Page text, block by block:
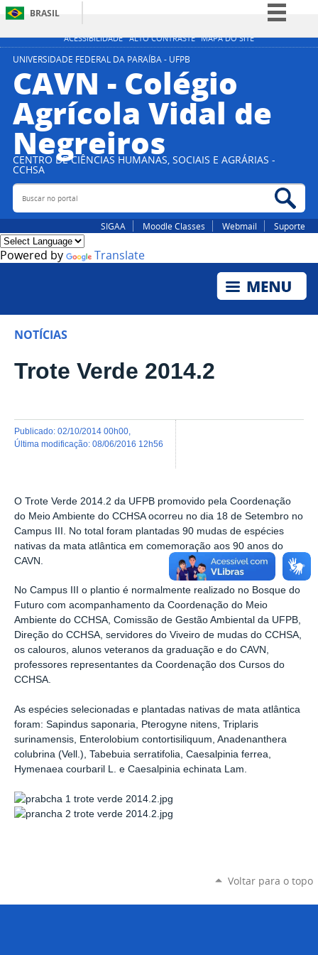
ACESSIBILIDADE ALTO CONTRASTE MAPA DO SITE
BRASIL
Simplifique!
Participe
Acesso à informação
Legislação
UNIVERSIDADE FEDERAL DA PARAÍBA - UFPB
CAVN - Colégio
Agrícola Vidal de
Negreiros
CENTRO DE CIÊNCIAS HUMANAS, SOCIAIS E AGRÁRIAS -
CCHSA
Buscar no portal
SIGAA Moodle Classes Webmail Suporte
Powered by Translate
NOTÍCIAS
Trote Verde 2014.2
publicado: 02/10/2014 00h00
última modificação: 08/06/2016 12h56
O Trote Verde 2014.2 da UFPB promovido pela Coordenação
do Meio Ambiente do CCHSA ocorreu no dia 18 de Setembro no
Campus III. No total foram plantadas 90 mudas de espécies
nativas da mata atlântica em comemoração aos 90 anos do
CAVN.
No Campus III o plantio é normalmente realizado no Bosque do
Futuro com acompanhamento da Coordenação do Meio
Ambiente do CCHSA, Comissão de Gestão Ambiental da UFPB,
Direção do CCHSA, servidores do Viveiro de mudas do CCHSA,
os calouros, alunos veteranos da graduação e do CAVN,
professores representantes da Coordenação dos Cursos do
CCHSA.
As espécies selecionadas e plantadas nativas de mata atlântica
foram: Sapindus saponaria, Pterogyne nitens, Triplaris
surinamensis, Enterolobium contortisiliquum, Anadenanthera
colubrina (Vell.), Tabebuia serratifolia, Caesalpinia ferrea,
Hymenaea courbaril L. e Caesalpinia echinata Lam.
Voltar para o topo